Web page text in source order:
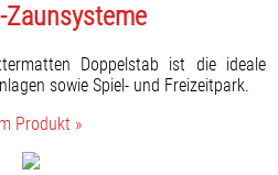
Zaunsysteme
Doppelstab ist die ideale
sowie Spiel- und Freizeitpark.
Produkt »